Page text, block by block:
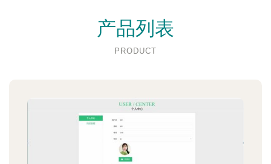
产品列表
PRODUCT